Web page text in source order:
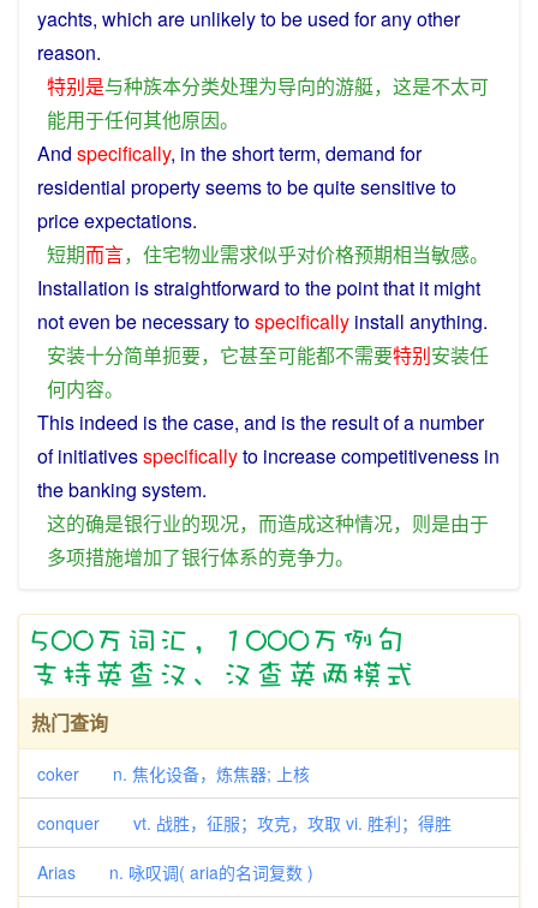
yachts, which are unlikelyto be used foranyother
reason.
特别是与种族本分类处理为导向的游艇， 这是不太可
能用于任何其他原因。
And specifically, in the short term, demand for
residential propertyseemsto bequitesensitiveto
priceexpectations.
短期而言， 住宅物业需求似乎对价格预期相当敏感。
Installation isstraightforward to thepointthat it might
noteven be necessarytospecifically install anything.
安装十分简单扼要， 它甚至可能都不需要特别安装任
何内容。
This indeed isthecase, and isthe resultofa number
ofinitiativesspecificallyto increasecompetitiveness in
thebanking system.
这的确是银行业的现况， 而造成这种情况， 则是由于
多项措施增加了银行体系的竞争力。
热门查询
coker n. 焦化设备，炼焦器; 上核
conquer vt. 战胜，征服；攻克，攻取 vi. 胜利；得胜
Arias n. 咏叹调( aria的名词复数 )